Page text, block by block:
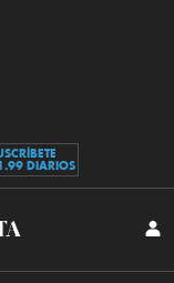
DIARIOS